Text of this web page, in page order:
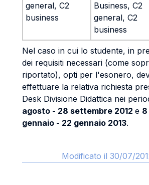
general, C2
business
Business, C2
general, C2
business
Nel caso in cui lo studente, in
dei requisiti necessari (come
riportato), opti per l'esonero,
effettuare la relativa richiesta
Desk Divisione Didattica nei
agosto - 28 settembre 2012 e 8
gennaio - 22 gennaio 2013.
Modificato il 30/07/